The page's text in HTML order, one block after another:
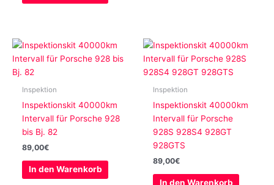
Inspektion
Inspektionskit 40000km
Intervall für Porsche 928
bis Bj. 82
89,00€
In den Warenkorb
Inspektion
Inspektionskit 40000km
Intervall für Porsche
928S 928S4 928GT
928GTS
89,00€
In den Warenkorb